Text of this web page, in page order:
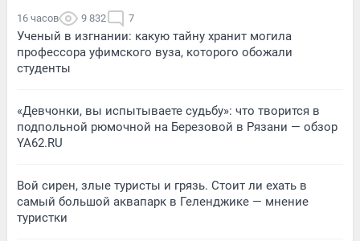
16 часов 9 832 7
Ученый в изгнании: какую тайну хранит могила
профессора уфимского вуза, которого обожали
студенты
«Девчонки, вы испытываете судьбу»: что творится в
подпольной рюмочной на Березовой в Рязани — обзор
YA62.RU
Вой сирен, злые туристы и грязь. Стоит ли ехать в
самый большой аквапарк в Геленджике — мнение
туристки